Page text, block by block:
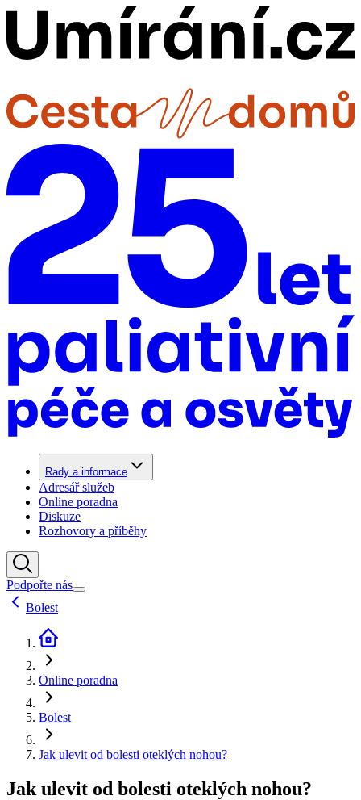
Rady a informace
Adresář služeb
Online poradna
Diskuze
Rozhovory a příběhy
Podpořte nás
Bolest
Online poradna
Bolest
Jak ulevit od bolesti oteklých nohou?
Jak ulevit od bolesti oteklých nohou?